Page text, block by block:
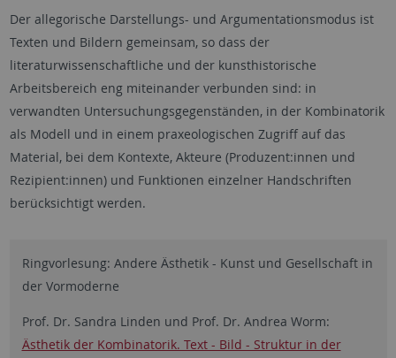
Der allegorische Darstellungs- und Argumentationsmodus ist
Texten und Bildern gemeinsam, so dass der
literaturwissenschaftliche und der kunsthistorische
Arbeitsbereich eng miteinander verbunden sind: in
verwandten Untersuchungsgegenständen, in der Kombinatorik
als Modell und in einem praxeologischen Zugriff auf das
Material, bei dem Kontexte, Akteure (Produzent:innen und
Rezipient:innen) und Funktionen einzelner Handschriften
berücksichtigt werden.
Ringvorlesung: Andere Ästhetik - Kunst und Gesellschaft in
der Vormoderne
Prof. Dr. Sandra Linden und Prof. Dr. Andrea Worm:
Ästhetik der Kombinatorik. Text - Bild - Struktur in der